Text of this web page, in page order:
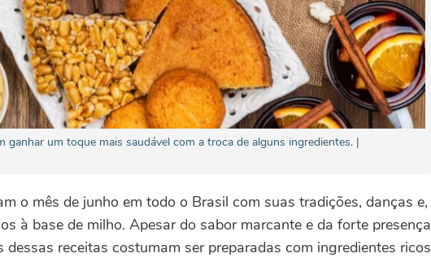
ganhar um toque mais saudável com a troca de alguns ingredientes. |
o mês de junho em todo o Brasil com suas tradições, danças e,
à base de milho. Apesar do sabor marcante e da forte presença
dessas receitas costumam ser preparadas com ingredientes ricos